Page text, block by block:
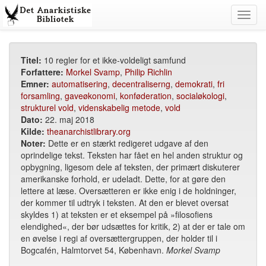
Titel: 10 regler for et ikke-voldeligt samfund
Forfattere: Morkel Svamp, Philip Richlin
Emner: automatisering, decentraliserng, demokrati, fri
forsamling, gaveøkonomi, konføderation, socialøkologi,
strukturel vold, videnskabelig metode, vold
Dato: 22. maj 2018
Kilde: theanarchistlibrary.org
Noter: Dette er en stærkt redigeret udgave af den
oprindelige tekst. Teksten har fået en hel anden struktur og
opbygning, ligesom dele af teksten, der primært diskuterer
amerikanske forhold, er udeladt. Dette, for at gøre den
lettere at læse. Oversætteren er ikke enig i de holdninger,
der kommer til udtryk i teksten. At den er blevet oversat
skyldes 1) at teksten er et eksempel på »filosofiens
elendighed«, der bør udsættes for kritik, 2) at der er tale om
en øvelse i regi af oversættergruppen, der holder til i
Bogcafén, Halmtorvet 54, København. Morkel Svamp